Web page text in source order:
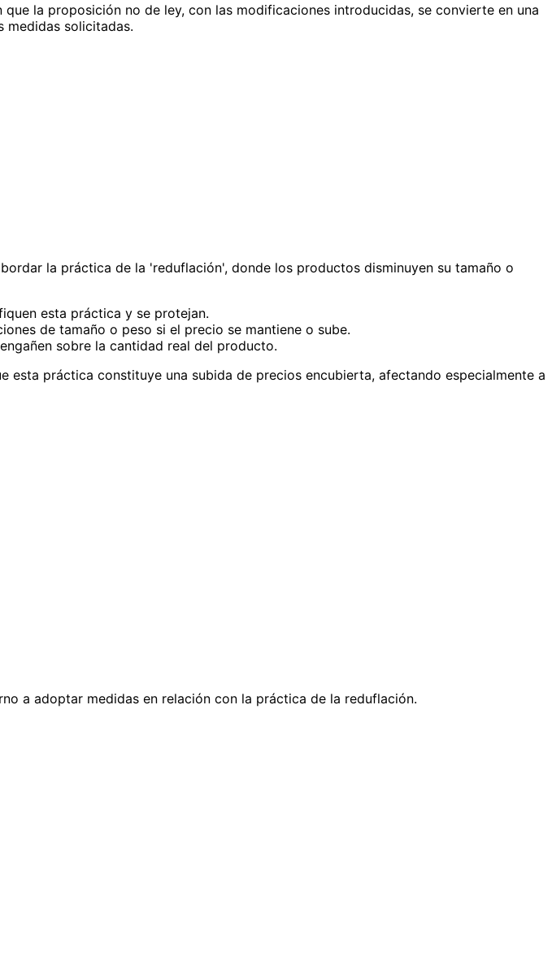
la proposición no de ley, con las modificaciones introducidas, se convierte en una
medidas solicitadas.
la práctica de la 'reduflación', donde los productos disminuyen su tamaño o
esta práctica y se protejan.
de tamaño o peso si el precio se mantiene o sube.
sobre la cantidad real del producto.
práctica constituye una subida de precios encubierta, afectando especialmente a
a adoptar medidas en relación con la práctica de la reduflación.